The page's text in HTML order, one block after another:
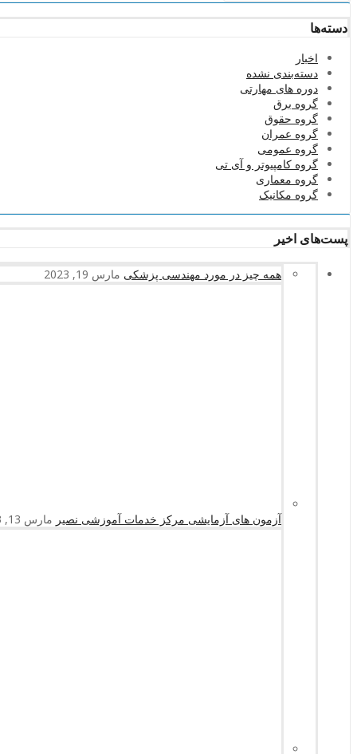
برای:
دسته‌ها
اخبار
دسته‌بندی نشده
دوره های مهارتی
گروه برق
گروه حقوق
گروه عمران
گروه عمومی
گروه کامپیوتر و آی تی
گروه معماری
گروه مکانیک
پست‌های اخیر
همه چیز در مورد مهندسی پزشکی مارس 19, 2023
آزمون های آزمایشی مرکز خدمات آموزشی نصیر مارس 13, 2023